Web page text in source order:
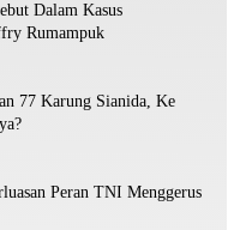
Dalam Kasus
Rumampuk
77 Karung Sianida, Ke
Peran TNI Menggerus